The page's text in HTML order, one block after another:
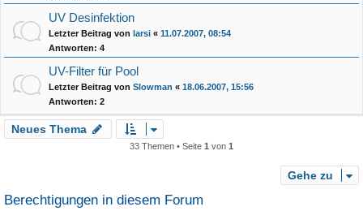
UV Desinfektion
Letzter Beitrag von larsi « 11.07.2007, 08:54
Antworten: 4
UV-Filter für Pool
Letzter Beitrag von Slowman « 18.06.2007, 15:56
Antworten: 2
Neues Thema
33 Themen • Seite 1 von 1
Gehe zu
Berechtigungen in diesem Forum